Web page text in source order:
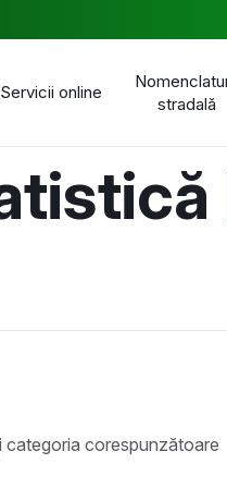
Servicii online
stradală